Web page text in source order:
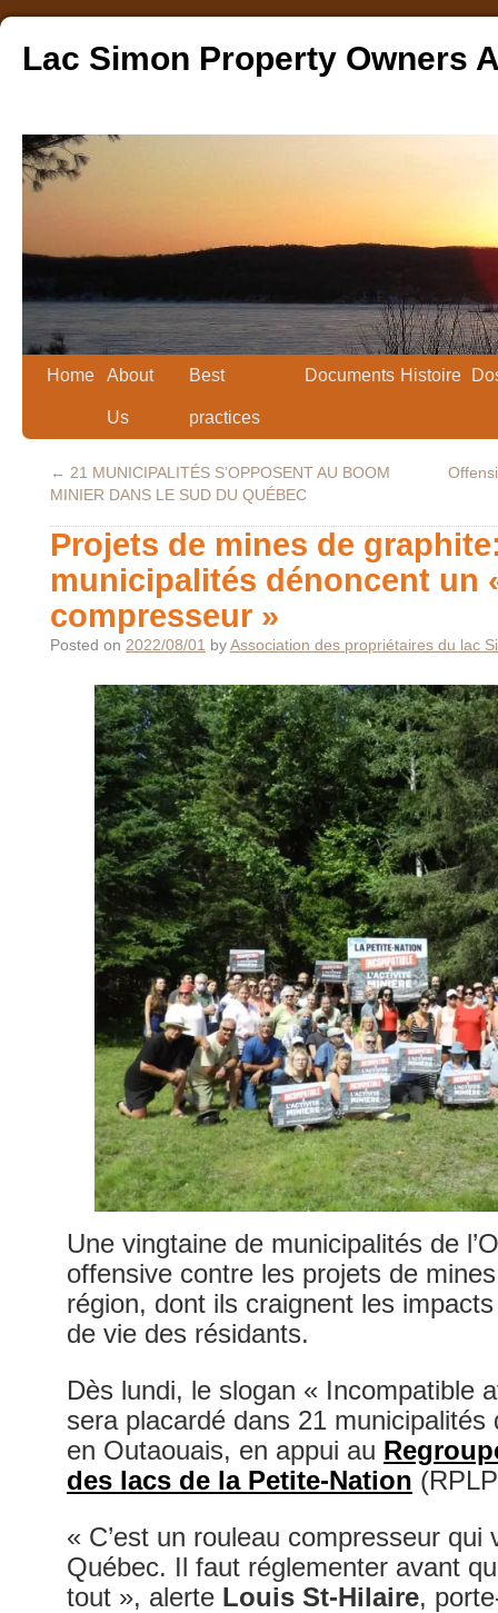
Lac Simon Property Owners
Home About
Us
Best
practices
Documents Histoire
← 21 MUNICIPALITÉS S’OPPOSENT AU BOOM
MINIER DANS LE SUD DU QUÉBEC
Projets de mines de
municipalités dénoncent un
compresseur »
Posted on 2022/08/01 byAssociation des propriétaires du lac
Une vingtaine de municipalités de
offensive contre les projets de
région, dont ils craignent les
de vie des résidants.
Dès lundi, le slogan « Incompatible
sera placardé dans 21
en Outaouais, en appui au
des lacs de la Petite-Nation
« C’est un rouleau compresseur
Québec. Il faut réglementer avant
tout », alerte Louis St-Hilaire,